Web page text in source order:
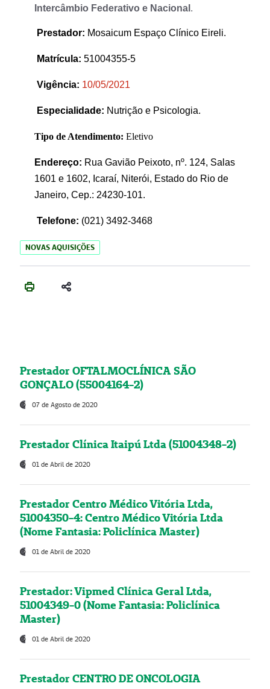
Intercâmbio Federativo e Nacional .
Prestador: Mosaicum Espaço Clínico Eireli.
Matrícula: 51004355-5
Vigência: 10/05/2021
Especialidade: Nutrição e Psicologia.
Tipo de Atendimento: Eletivo
Endereço: Rua Gavião Peixoto, nº. 124, Salas
1601 e 1602, Icaraí, Niterói, Estado do Rio de
Janeiro, Cep.: 24230-101.
Telefone: (021) 3492-3468
NOVAS AQUISIÇÕES
Prestador OFTALMOCLÍNICA SÃO
GONÇALO (55004164-2)
07 de Agosto de 2020
Prestador Clínica Itaipú Ltda (51004348-2)
01 de Abril de 2020
Prestador Centro Médico Vitória Ltda,
51004350-4: Centro Médico Vitória Ltda
(Nome Fantasia: Policlínica Master)
01 de Abril de 2020
Prestador: Vipmed Clínica Geral Ltda,
51004349-0 (Nome Fantasia: Policlínica
Master)
01 de Abril de 2020
Prestador CENTRO DE ONCOLOGIA